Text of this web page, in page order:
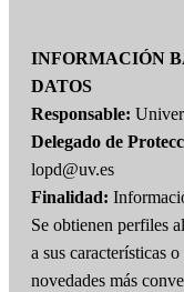
INFORMACIÓN
DATOS
Responsable:
Delegado de
lopd@uv.es
Finalidad:
Se obtienen perfiles
a sus características
novedades más